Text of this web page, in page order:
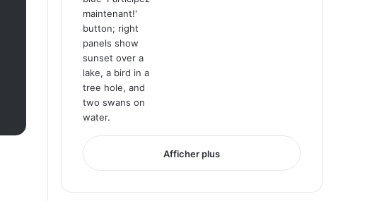
Afficher plus